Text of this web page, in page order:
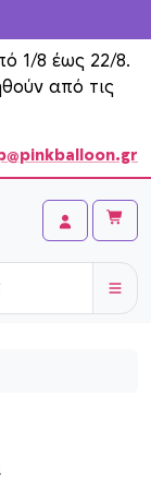
1/8 έως 22/8.
από τις
Account
Cart
S